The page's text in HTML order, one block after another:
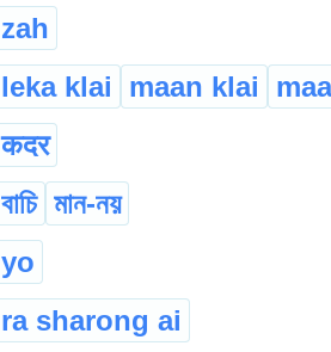
zah
leka klai maan klai
कदर
বাচি মান-নয়
yo
ra sharong ai